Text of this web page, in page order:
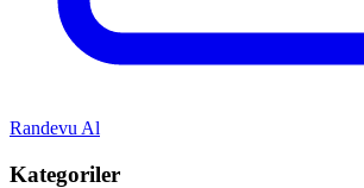
Randevu Al
Kategoriler